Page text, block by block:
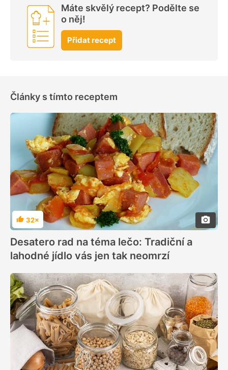
Máte skvělý recept? Podělte se
o něj!
Přidat recept
Články s tímto receptem
Hodnocení
32×
Desatero rad na téma lečo: Tradiční a
lahodné jídlo vás jen tak neomrzí